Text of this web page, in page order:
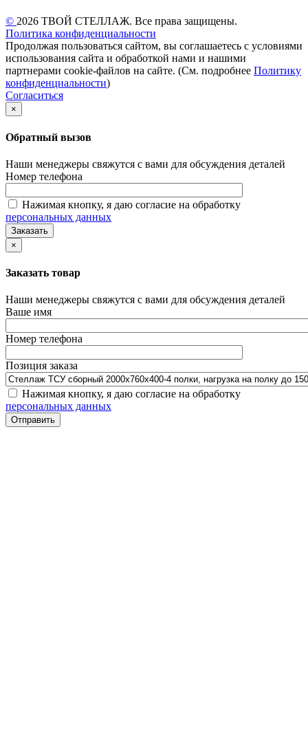
© 2026 ТВОЙ СТЕЛЛАЖ. Все права защищены.
Политика конфиденциальности
Продолжая пользоваться сайтом, вы соглашаетесь с условиями
использования сайта и обработкой нами и нашими
партнерами cookie-файлов на сайте. (См. подробнее Политику
конфиденциальности)
Согласиться
×
Обратный вызов
Наши менеджеры свяжутся с вами для обсуждения деталей
Номер телефона
Нажимая кнопку, я даю согласие на обработку
персональных данных
×
Заказать товар
Наши менеджеры свяжутся с вами для обсуждения деталей
Ваше имя
Номер телефона
Позиция заказа
Нажимая кнопку, я даю согласие на обработку
персональных данных